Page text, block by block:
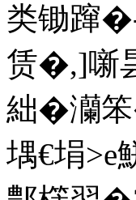
类锄蹿
赁�,]噺
絀�灡笨
堣€埍